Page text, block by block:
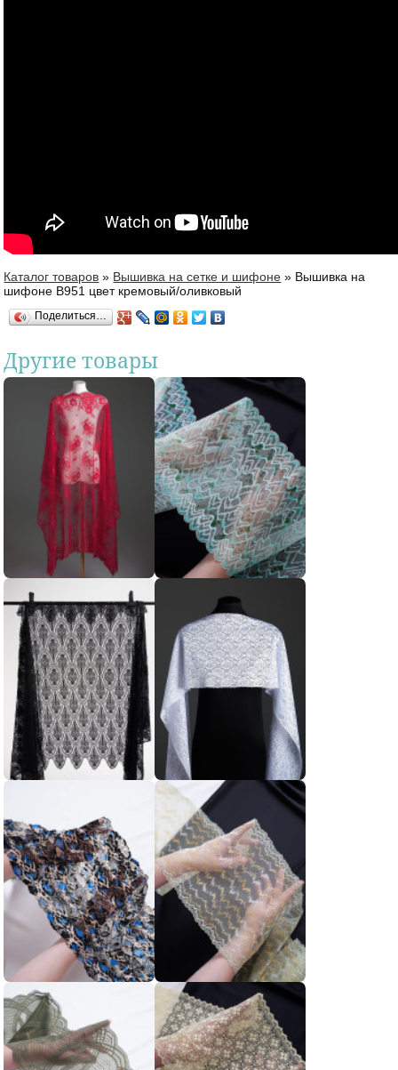
Вы здесь
Каталог товаров » Вышивка на сетке и шифоне » Вышивка на
шифоне В951 цвет кремовый/оливковый
Поделиться…
Другие товары